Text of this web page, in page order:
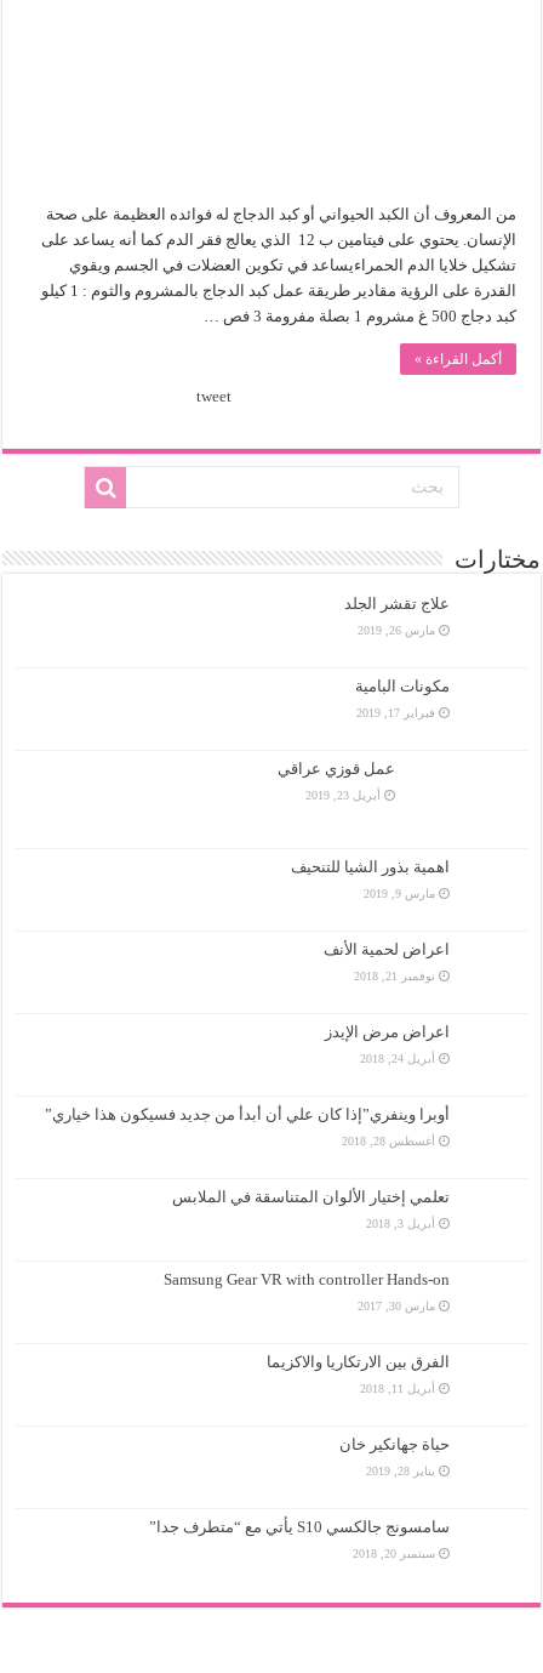
من المعروف أن الكبد الحيواني أو كبد الدجاج له فوائده العظيمة على صحة
الإنسان. يحتوي على فيتامين ب 12 الذي يعالج فقر الدم كما أنه يساعد على
تشكيل خلايا الدم الحمراءيساعد في تكوين العضلات في الجسم ويقوي
القدرة على الرؤية مقادير طريقة عمل كبد الدجاج بالمشروم والثوم : 1 كيلو
كبد دجاج 500 غ مشروم 1 بصلة مفرومة 3 فص …
أكمل القراءة »
tweet
مختارات
علاج تقشر الجلد
مارس 26, 2019
مكونات البامية
فبراير 17, 2019
عمل قوزي عراقي
أبريل 23, 2019
اهمية بذور الشيا للتنحيف
مارس 9, 2019
اعراض لحمية الأنف
نوفمبر 21, 2018
اعراض مرض الإيدز
أبريل 24, 2018
أوبرا وينفري”إذا كان علي أن أبدأ من جديد فسيكون هذا خياري”
أغسطس 28, 2018
تعلمي إختيار الألوان المتناسقة في الملابس
أبريل 3, 2018
Samsung Gear VR with controller Hands-on
مارس 30, 2017
الفرق بين الارتكاريا والاكزيما
أبريل 11, 2018
حياة جهانكير خان
يناير 28, 2019
سامسونج جالكسي S10 يأتي مع “متطرف جدا”
سبتمبر 20, 2018